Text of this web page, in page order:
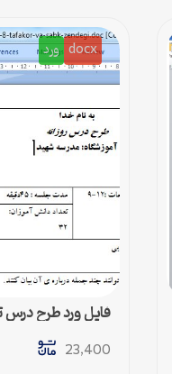
docx ورد
فایل ورد طرح درس
متوسطه
23,400